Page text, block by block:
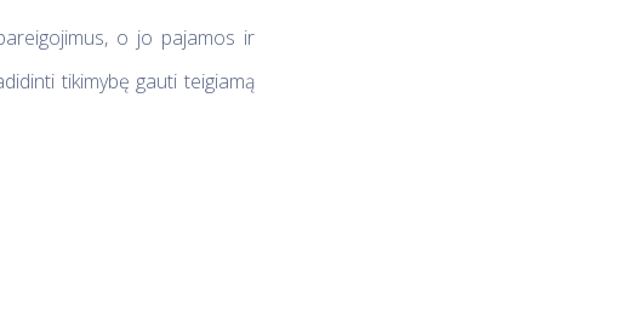
o jo pajamos ir
tikimybę gauti teigiamą